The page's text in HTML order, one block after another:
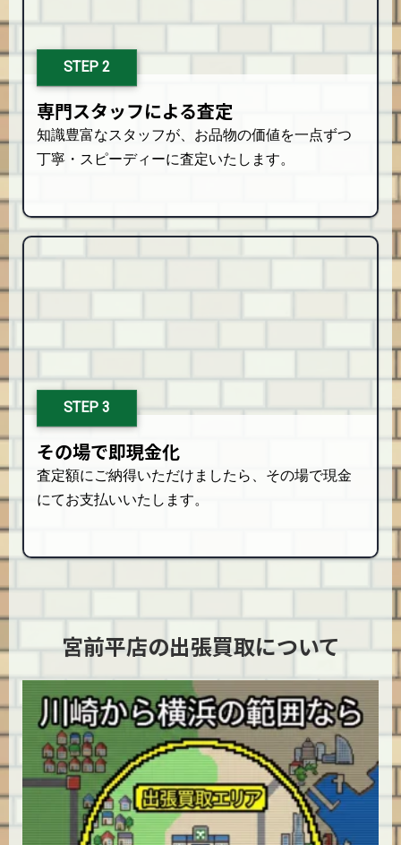
STEP 2
専門スタッフによる査定
知識豊富なスタッフが、お品物の価値を一点ずつ
丁寧・スピーディーに査定いたします。
STEP 3
その場で即現金化
査定額にご納得いただけましたら、その場で現金
にてお支払いいたします。
宮前平店の出張買取について